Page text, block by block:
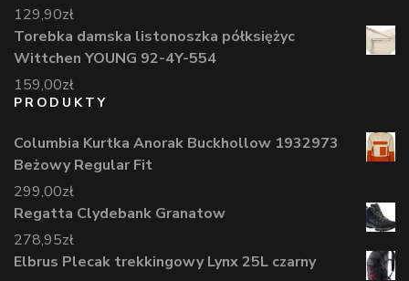
129,90zł
Torebka damska listonoszka półksiężyc
Wittchen YOUNG 92-4Y-554
159,00zł
PRODUKTY
Columbia Kurtka Anorak Buckhollow 1932973
Beżowy Regular Fit
299,00zł
Regatta Clydebank Granatow
278,95zł
Elbrus Plecak trekkingowy Lynx 25L czarny